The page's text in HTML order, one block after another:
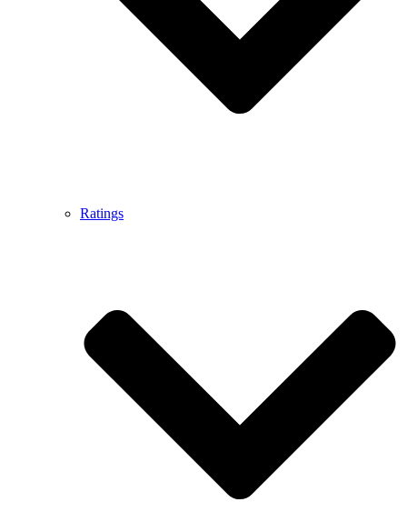
Ratings